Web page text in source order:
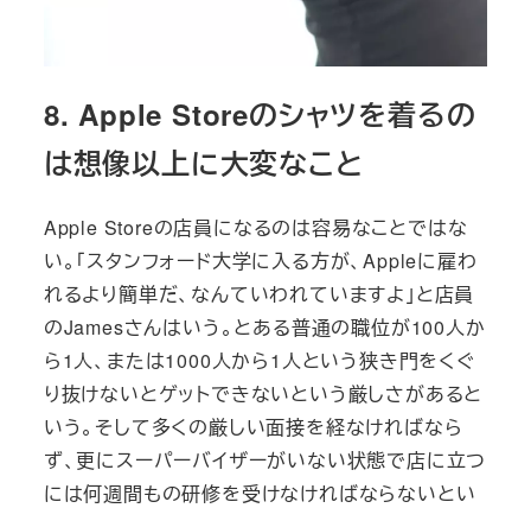
8. Apple Storeのシャツを着るの
は想像以上に大変なこと
Apple Storeの店員になるのは容易なことではな
い。「スタンフォード大学に入る方が、Appleに雇わ
れるより簡単だ、なんていわれていますよ」と店員
のJamesさんはいう。とある普通の職位が100人か
ら1人、または1000人から1人という狭き門をくぐ
り抜けないとゲットできないという厳しさがあると
いう。そして多くの厳しい面接を経なければなら
ず、更にスーパーバイザーがいない状態で店に立つ
には何週間もの研修を受けなければならないとい